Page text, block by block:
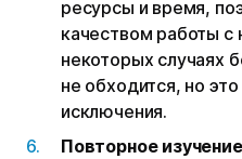
ресурсы и время,
качеством работы с
некоторых случаях
не обходится, но
исключения.
Повторное